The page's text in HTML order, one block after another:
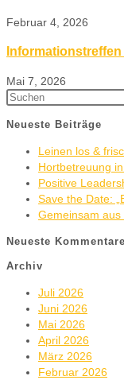
Februar 4, 2026
Mai 7, 2026
Neueste Beiträge
Leinen los &
Hortbetreuung
Positive
Save the Date:
Gemeinsam
Neueste Kommentare
Archiv
Juli 2026
Juni 2026
Mai 2026
April 2026
März 2026
Februar 2026